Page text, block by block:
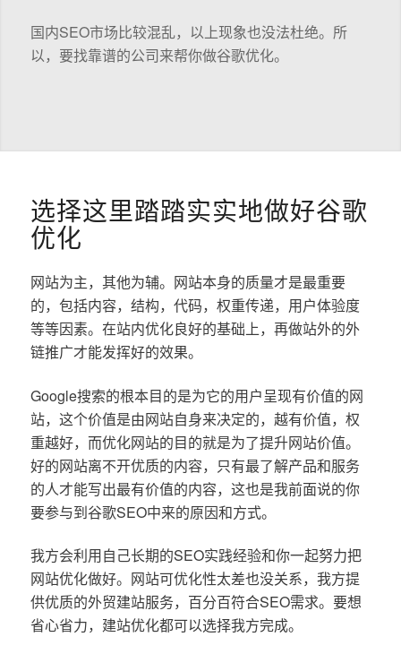
国内SEO市场比较混乱，以上现象也没法杜绝。所
以，要找靠谱的公司来帮你做谷歌优化。
选择这里踏踏实实地做好谷歌
优化
网站为主，其他为辅。网站本身的质量才是最重要
的，包括内容，结构，代码，权重传递，用户体验度
等等因素。在站内优化良好的基础上，再做站外的外
链推广才能发挥好的效果。
Google搜索的根本目的是为它的用户呈现有价值的网
站，这个价值是由网站自身来决定的，越有价值，权
重越好，而优化网站的目的就是为了提升网站价值。
好的网站离不开优质的内容，只有最了解产品和服务
的人才能写出最有价值的内容，这也是我前面说的你
要参与到谷歌SEO中来的原因和方式。
我方会利用自己长期的SEO实践经验和你一起努力把
网站优化做好。网站可优化性太差也没关系，我方提
供优质的外贸建站服务，百分百符合SEO需求。要想
省心省力，建站优化都可以选择我方完成。